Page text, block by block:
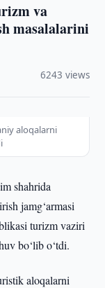
va
masalalarini
6243 views
aloqalarni
shahrida
jamg‘armasi
turizm vaziri
bo‘lib o‘tdi.
aloqalarni